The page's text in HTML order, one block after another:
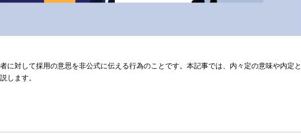
に対して採用の意思を非公式に伝える行為のことです。本記事では、内々定の意味や内定と
します。